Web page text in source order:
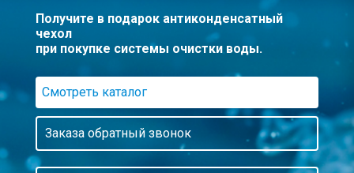
Получите в подарок антиконденсатный
чехол
при покупке системы очистки воды.
Смотреть каталог
Заказа обратный звонок